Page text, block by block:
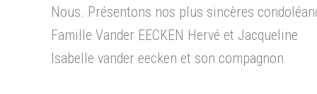
Nous. Présentons nos plus sincères
Famille Vander EECKEN Hervé et Jacqueline
Isabelle vander eecken et son compagnon